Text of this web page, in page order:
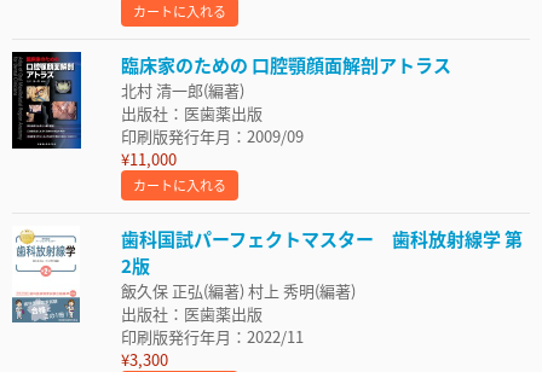
カートに入れる
臨床家のための 口腔顎顔面解剖アトラス
北村 清一郎(編著)
出版社：医歯薬出版
印刷版発行年月：2009/09
¥11,000
カートに入れる
歯科国試パーフェクトマスター 歯科放射線学 第
2版
飯久保 正弘(編著) 村上 秀明(編著)
出版社：医歯薬出版
印刷版発行年月：2022/11
¥3,300